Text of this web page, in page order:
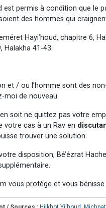
est permis à condition que le
des hommes qui
Hayi’houd, chapitre 6,
Halakha 41-43.
et / ou l’homme sont des
moi de nouveau.
en soit ne quittez pas votre
votre cas à un Rav en
trouver une solution.
disposition, Bé’ézrat
vous protège et vous bénisse.